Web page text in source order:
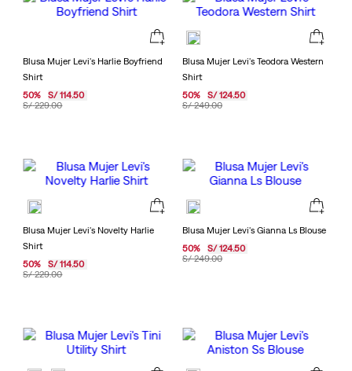
Blusa Mujer Levi's Harlie Boyfriend
Shirt
S/ 229.00
50% S/ 114.50
Blusa Mujer Levi's Teodora Western
Shirt
S/ 249.00
50% S/ 124.50
Blusa Mujer Levi's Novelty Harlie
Shirt
S/ 229.00
50% S/ 114.50
Blusa Mujer Levi's Gianna Ls Blouse
S/ 249.00
50% S/ 124.50